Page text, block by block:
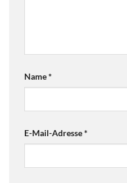
Name*
E-Mail-Adresse*